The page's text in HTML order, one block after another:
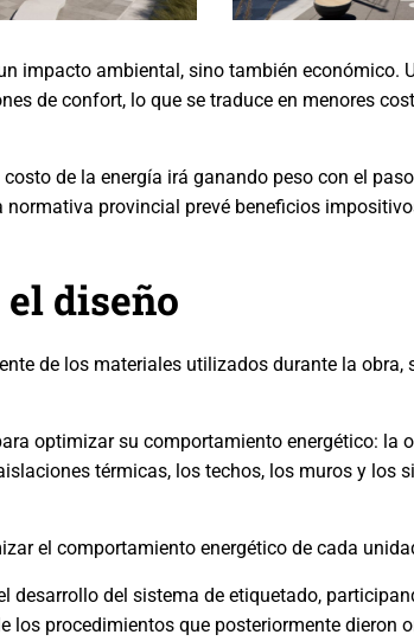
impacto ambiental, sino también económico.
de confort, lo que se traduce en menores
de la energía irá ganando peso con el
provincial prevé beneficios
diseño
de los materiales utilizados durante la obra,
optimizar su comportamiento energético: la
térmicas, los techos, los muros y los
el comportamiento energético de cada
desarrollo del sistema de etiquetado,
procedimientos que posteriormente dieron